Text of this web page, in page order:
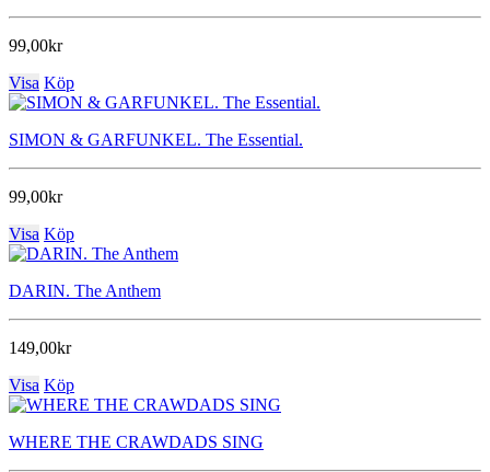
99,00kr
Visa Köp
SIMON & GARFUNKEL. The Essential.
99,00kr
Visa Köp
DARIN. The Anthem
149,00kr
Visa Köp
WHERE THE CRAWDADS SING